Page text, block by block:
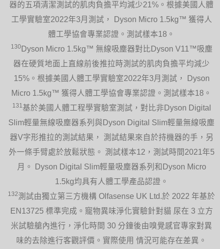
器的五項清潔測試的肌肉負擔平均減少21%。根據美國人體
工學實驗室2022年3月測試， Dyson Micro 1.5kg™ 獲得人
體工學協會專業認證。測試樣本18。
130 Dyson Micro 1.5kg™ 無線吸塵器對比Dyson V11™吸塵
器在硬質地面上直線前後推拉時測試的肌肉負擔平均減少
15%。根據美國人體工學實驗室2022年3月測試， Dyson
Micro 1.5kg™ 獲得人體工學協會專業認證。測試樣本18。
131 基於美國人體工程學實驗室測試，對比非Dyson Digital
Slim輕量無線吸塵器系列與Dyson Digital Slim輕量無線吸塵
器V字形推拉的測試結果， 測試結果來自於持機器的手，另
外一條手臂處於放鬆狀態。 測試樣本12，測試時間2021年5
月。 Dyson Digital Slim輕量吸塵器系列和Dyson Micro
1.5kg均具有人體工學產品認證。
132測試由獨立第三方機構 Olfasense UK Ltd.於 2022 年基於
EN13725 標準完成。寵物異味淨化實驗針對貓 尿在 3 立方
米試驗艙內進行，淨化時間 30 分鐘後由嗅覺感官專家對異
味的去除進行客觀評價。實際使用 情況可能存在差異。